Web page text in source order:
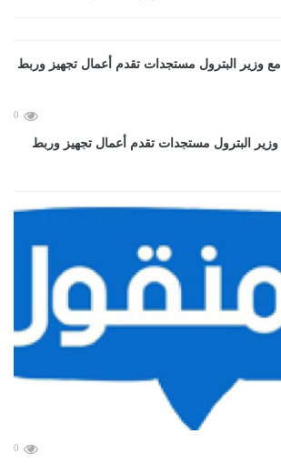
0
وزير البترول مستجدات تقدم أعمال تجهيز وربط
0